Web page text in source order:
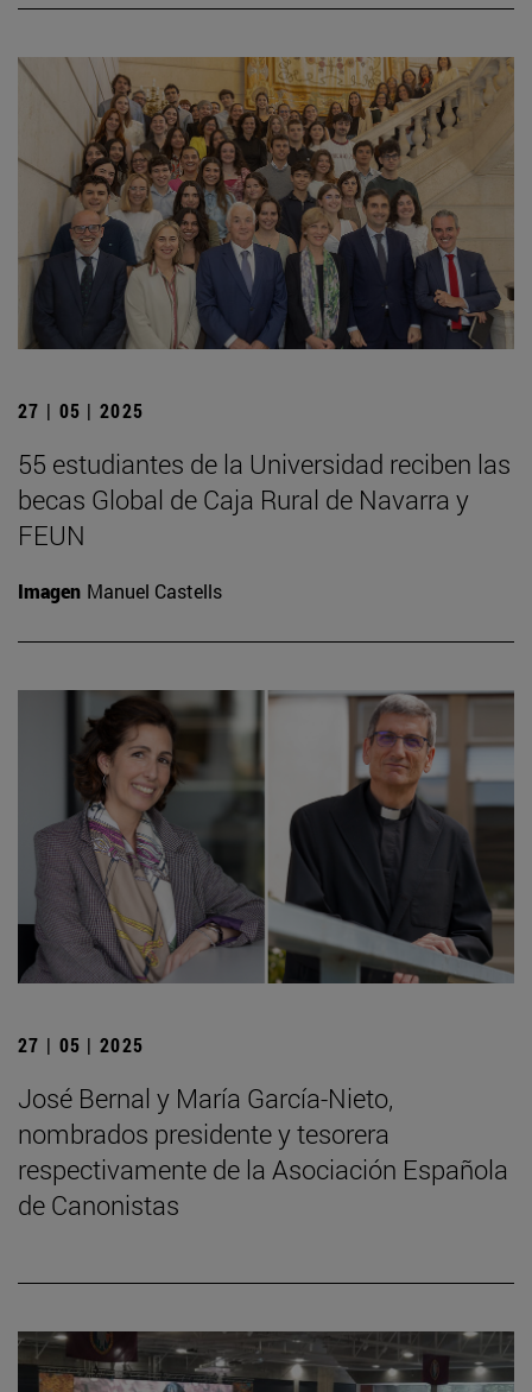
27 | 05 | 2025
55 estudiantes de la Universidad reciben las
becas Global de Caja Rural de Navarra y
FEUN
Imagen Manuel Castells
27 | 05 | 2025
José Bernal y María García-Nieto,
nombrados presidente y tesorera
respectivamente de la Asociación Española
de Canonistas